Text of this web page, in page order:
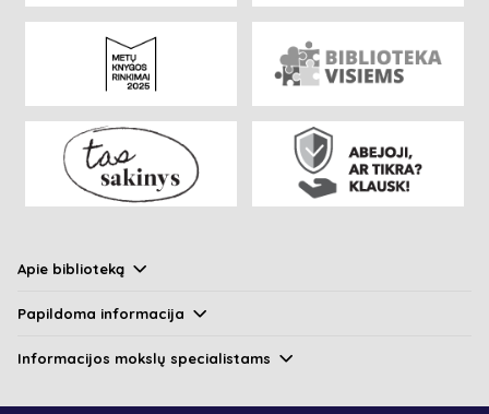
Apie biblioteką
Papildoma informacija
Informacijos mokslų specialistams